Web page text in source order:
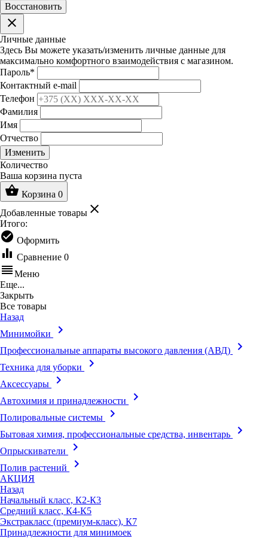
Воcстановить
clear
Личные данные
Здесь Вы можете указать/изменить личные данные для
максимально комфортного взаимодействия с магазином.
Пароль*
Контактный e-mail
Телефон
Фамилия
Имя
Отчество
Изменить
Количество
Ваша корзина пуста
shopping_basket Корзина 0
Добавленные товары clear
Итого:
check_circle Оформить
equalizer Сравнение 0
reorderМеню
Еще...
Закрыть
Все товары
Назад
Минимойки
keyboard_arrow_right
Профессиональные аппараты высокого давления (АВД) keyboard_arrow_right
Техника для уборки keyboard_arrow_right
Аксессуары keyboard_arrow_right
Автохимия и принадлежности keyboard_arrow_right
Полировальные системы keyboard_arrow_right
Бытовая химия, профессиональные средства, инвентарь keyboard_arrow_right
Опрыскиватели keyboard_arrow_right
Полив растений keyboard_arrow_right
АКЦИЯ
Назад
Начальный класс, К2-К3
Средний класс, К4-К5
Экстракласс (премиум-класс), К7
Принадлежности для минимоек